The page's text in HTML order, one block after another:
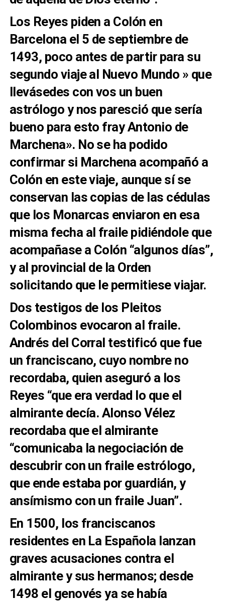
Los Reyes piden a Colón en
Barcelona el 5 de septiembre de
1493, poco antes de partir para su
segundo viaje al Nuevo Mundo » que
llevásedes con vos un buen
astrólogo y nos paresció que sería
bueno para esto fray Antonio de
Marchena». No se ha podido
confirmar si Marchena acompañó a
Colón en este viaje, aunque sí se
conservan las copias de las cédulas
que los Monarcas enviaron en esa
misma fecha al fraile pidiéndole que
acompañase a Colón “algunos días”,
y al provincial de la Orden
solicitando que le permitiese viajar.
Dos testigos de los Pleitos
Colombinos evocaron al fraile.
Andrés del Corral testificó que fue
un franciscano, cuyo nombre no
recordaba, quien aseguró a los
Reyes “que era verdad lo que el
almirante decía. Alonso Vélez
recordaba que el almirante
“comunicaba la negociación de
descubrir con un fraile estrólogo,
que ende estaba por guardián, y
ansímismo con un fraile Juan”.
En 1500, los franciscanos
residentes en La Española lanzan
graves acusaciones contra el
almirante y sus hermanos; desde
1498 el genovés ya se había